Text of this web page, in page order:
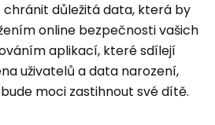
důležitá data, která by
online bezpečnosti vašich
aplikací, které sdílejí
uživatelů a data narození,
moci zastihnout své dítě.